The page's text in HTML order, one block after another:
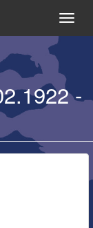
-